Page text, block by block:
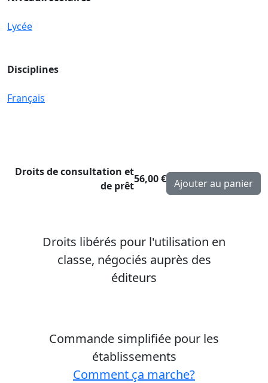
Lycée
Disciplines
Français
Droits de consultation et
de prêt
56,00 €
Droits libérés pour l'utilisation en
classe, négociés auprès des
éditeurs
Commande simplifiée pour les
établissements
Comment ça marche?